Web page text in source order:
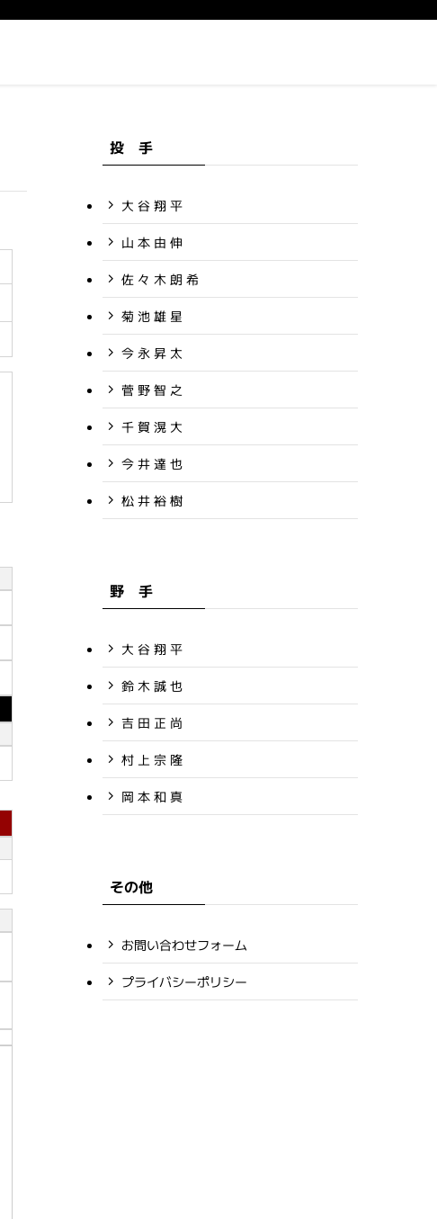
投 手
大 谷 翔 平
山 本 由 伸
佐 々 木 朗 希
菊 池 雄 星
今 永 昇 太
菅 野 智 之
千 賀 滉 大
今 井 達 也
松 井 裕 樹
野 手
大 谷 翔 平
鈴 木 誠 也
吉 田 正 尚
村 上 宗 隆
岡 本 和 真
その他
お問い合わせフォーム
プライバシーポリシー